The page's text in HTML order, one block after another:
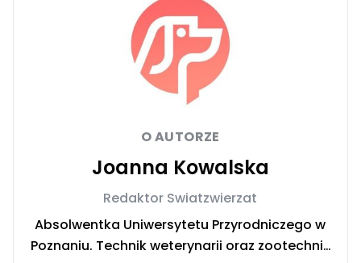
O AUTORZE
Joanna Kowalska
Redaktor Swiatzwierzat
Absolwentka Uniwersytetu Przyrodniczego w
Poznaniu. Technik weterynarii oraz zootechnik